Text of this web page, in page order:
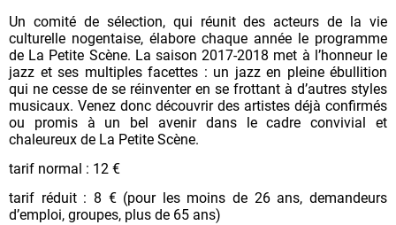
Un comité de sélection, qui réunit des acteurs de la vie
culturelle nogentaise, élabore chaque année le programme
de La Petite Scène. La saison 2017-2018 met à l’honneur le
jazz et ses multiples facettes : un jazz en pleine ébullition
qui ne cesse de se réinventer en se frottant à d’autres styles
musicaux. Venez donc découvrir des artistes déjà confirmés
ou promis à un bel avenir dans le cadre convivial et
chaleureux de La Petite Scène.
tarif normal : 12 €
tarif réduit : 8 € (pour les moins de 26 ans, demandeurs
d’emploi, groupes, plus de 65 ans)